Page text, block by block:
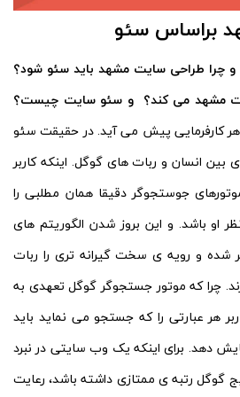
براساس سئو
طراحی سایت مشهد باید سئو شود؟
مشهد می کند؟ و سئو سایت چیست؟
هر کارفرمایی پیش می آید. در حقیقت سئو
انسان و ربات های گوگل. اینکه کاربر
جوستجوگر دقیقا همان مطلبی را
او باشد. و این بروز شدن الگوریتم های
و رویه ی سخت گیرانه تری را ربات
چرا که موتور جستجوگر گوگل تعهدی به
هر عبارتی را که جستجو می نماید باید
دهد. برای اینکه یک وب سایتی در نبرد
گوگل رتبه ی ممتازی داشته باشد، رعایت